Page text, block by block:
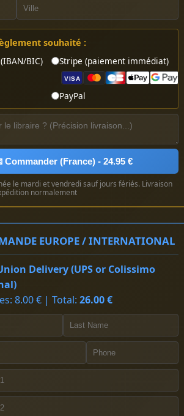
souhaité :
BIC)
Stripe (paiement immédiat)
VISA
PayPal
Commander (France) - 24.95 €
le mardi et vendredi sauf jours fériés. Livraison
normalement
EUROPE / INTERNATIONAL
Delivery (UPS or Colissimo
8.00 € | Total: 26.00 €